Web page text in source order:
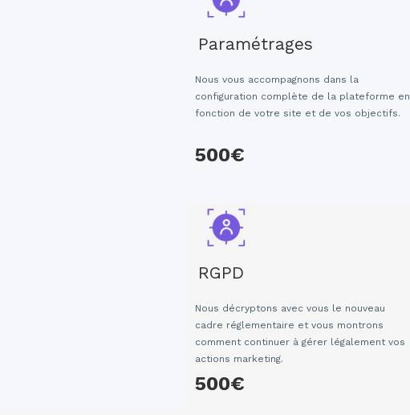
Paramétrages
Nous vous accompagnons dans la
configuration complète de la plateforme en
fonction de votre site et de vos objectifs.
500€
RGPD
Nous décryptons avec vous le nouveau
cadre réglementaire et vous montrons
comment continuer à gérer légalement vos
actions marketing.
500€